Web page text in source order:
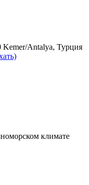
Kemer/Antalya, Турция
климате